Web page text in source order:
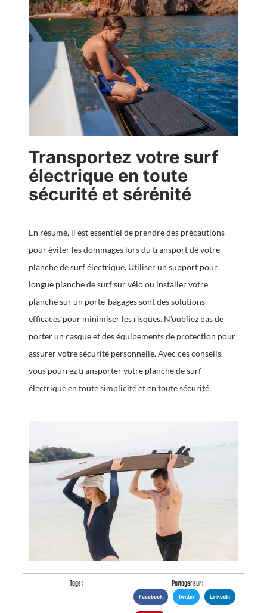
Transportez votre surf
électrique en toute
sécurité et sérénité
En résumé, il est essentiel de prendre des précautions
pour éviter les dommages lors du transport de votre
planche de surf électrique. Utiliser un support pour
longue planche de surf sur vélo ou installer votre
planche sur un porte-bagages sont des solutions
efficaces pour minimiser les risques. N’oubliez pas de
porter un casque et des équipements de protection pour
assurer votre sécurité personnelle. Avec ces conseils,
vous pourrez transporter votre planche de surf
électrique en toute simplicité et en toute sécurité.
Tags : Partager sur :
Facebook Twitter LinkedIn